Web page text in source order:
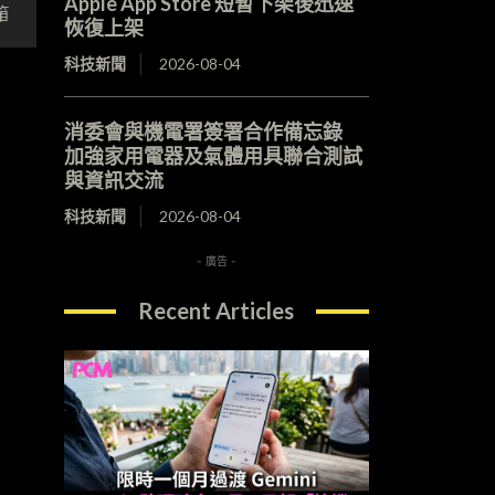
恢復上架
科技新聞 2026-08-04
消委會與機電署簽署合作備忘錄
加強家用電器及氣體用具聯合測試
與資訊交流
科技新聞 2026-08-04
- 廣告 -
Recent Articles